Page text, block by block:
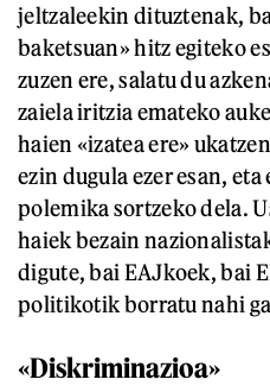
jeltzaleekin dituztenak,
baketsuan» hitz egiteko
zuzen ere, salatu du
zaiela iritzia emateko
haien «izatea ere»
ezin dugula ezer esan,
polemika sortzeko dela.
haiek bezain
digute, bai EAJkoek, bai
politikotik borratu nahi
«Diskriminazioa»